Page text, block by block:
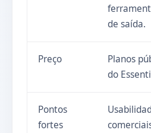
de saída.
Preço
Planos
do
Pontos
fortes